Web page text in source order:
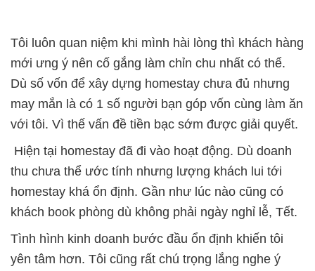
Tôi luôn quan niệm khi mình hài lòng thì khách hàng
mới ưng ý nên cố gắng làm chỉn chu nhất có thể.
Dù số vốn để xây dựng homestay chưa đủ nhưng
may mắn là có 1 số người bạn góp vốn cùng làm ăn
với tôi. Vì thế vấn đề tiền bạc sớm được giải quyết.
Hiện tại homestay đã đi vào hoạt động. Dù doanh
thu chưa thể ước tính nhưng lượng khách lui tới
homestay khá ổn định. Gần như lúc nào cũng có
khách book phòng dù không phải ngày nghỉ lễ, Tết.
Tình hình kinh doanh bước đầu ổn định khiến tôi
yên tâm hơn. Tôi cũng rất chú trọng lắng nghe ý